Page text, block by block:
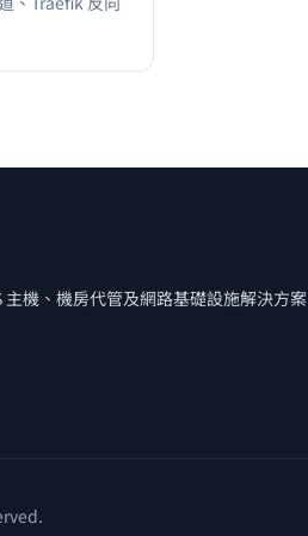
機、機房代管及網路基礎設施解決方案